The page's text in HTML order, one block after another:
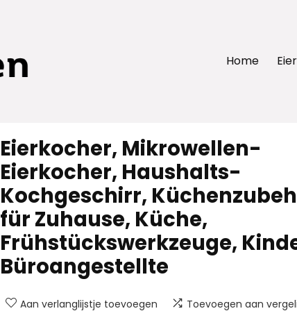
Home
Eierkocher, Mikrowellen-
Eierkocher, Haushalts-
Kochgeschirr,
für Zuhause, Küche,
Frühstückswerkzeuge,
Büroangestellte
Aan verlanglijstje toevoegen Toevoegen aan